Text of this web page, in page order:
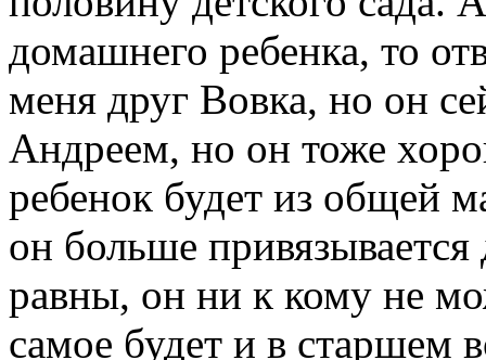
домашнего ребенка, то
меня друг Вовка, но он
Андреем, но он тоже
ребенок будет из общей
он больше
равны, он ни к кому не
самое будет и в старшем